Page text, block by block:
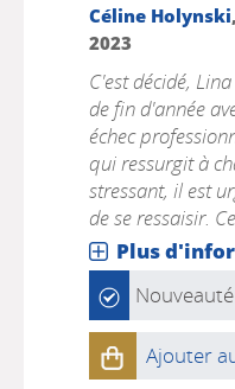
Céline Holynski
2023
C'est décidé,
de fin d'année
échec
qui ressurgit à
stressant, il est
de se ressaisir.
Plus
Nouveauté
Ajouter